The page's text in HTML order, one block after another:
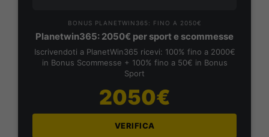
BONUS PLANETWIN365: FINO A 2050€
Planetwin365: 2050€ per sport e scommesse
Iscrivendoti a PlanetWin365 ricevi: 100% fino a 2000€
in Bonus Scommesse + 100% fino a 50€ in Bonus
Sport
2050€
VERIFICA